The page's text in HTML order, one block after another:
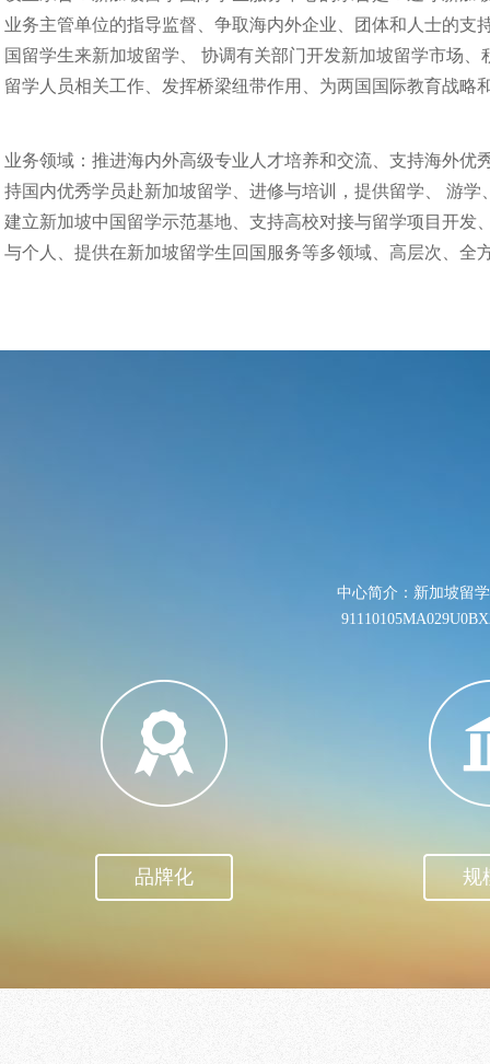
业务主管单位的指导监督、争取海内外企业、团体和人士的支
国留学生来新加坡留学、 协调有关部门开发新加坡留学市场
留学人员相关工作、发挥桥梁纽带作用、为两国国际教育战略
业务领域：推进海内外高级专业人才培养和交流、支持海外优
持国内优秀学员赴新加坡留学、进修与培训，提供留学、 游
建立新加坡中国留学示范基地、支持高校对接与留学项目开发
与个人、提供在新加坡留学生回国服务等多领域、高层次、全
中心简介：新加坡留
品牌化 规